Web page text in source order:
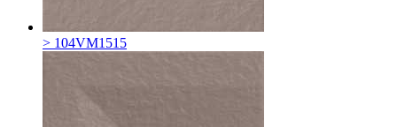
> 104VM1515